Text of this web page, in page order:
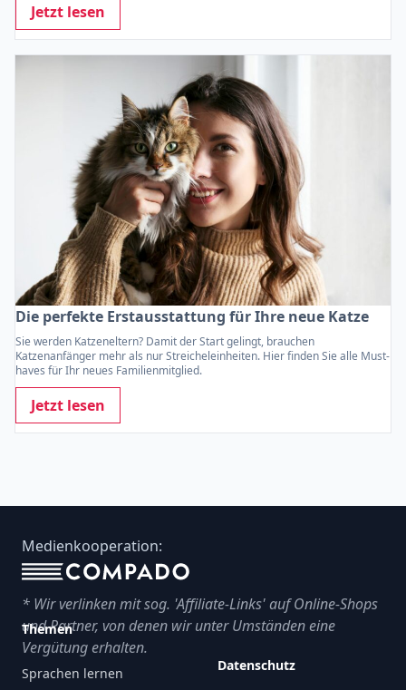
Jetzt lesen
Die perfekte Erstausstattung für Ihre neue Katze
Sie werden Katzeneltern? Damit der Start gelingt, brauchen
Katzenanfänger mehr als nur Streicheleinheiten. Hier finden Sie alle Must-
haves für Ihr neues Familienmitglied.
Jetzt lesen
Medienkooperation:
* Wir verlinken mit sog. 'Affiliate-Links' auf Online-Shops
und Partner, von denen wir unter Umständen eine
Vergütung erhalten.
Themen
Sprachen lernen Datenschutz